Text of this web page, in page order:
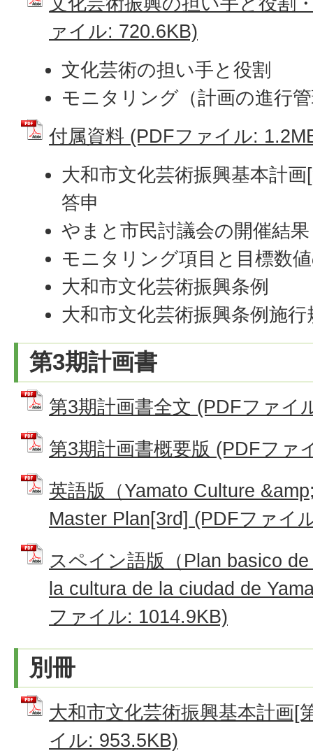
ァイル: 720.6KB)
文化芸術の担い手と役割
モニタリング（計画の進行
付属資料 (PDFファイル:
大和市文化芸術振興基本計
答申
やまと市民討議会の開催結果
モニタリング項目と目標数
大和市文化芸術振興条例
大和市文化芸術振興条例施行
第3期計画書
第3期計画書全文 (PDFファイ
第3期計画書概要版 (PDFファ
英語版（Yamato Culture
Master Plan[3rd] (PDFファイ
スペイン語版（Plan basico
la cultura de la ciudad de
ファイル: 1014.9KB)
別冊
大和市文化芸術振興基本計画[
イル: 953.5KB)